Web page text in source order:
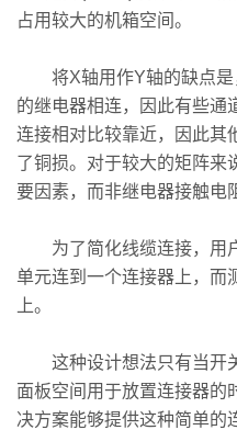
占用较大的机箱空间。
将X轴用作Y轴的缺点是
的继电器相连，因此有些通
连接相对比较靠近，因此其
了铜损。对于较大的矩阵来
要因素，而非继电器接触电
为了简化线缆连接，用户
单元连到一个连接器上，而
上。
这种设计想法只有当开
面板空间用于放置连接器的
决方案能够提供这种简单的